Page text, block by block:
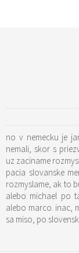
no v nemecku je
nemali, skor s
uz zaciname
pacia slovanske
rozmyslame, ak to
alebo michael po
alebo marco. inac,
sa miso, po